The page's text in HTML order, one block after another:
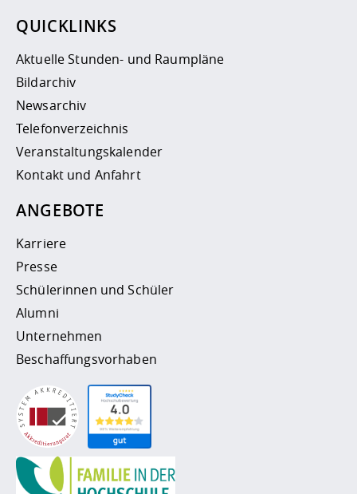
QUICKLINKS
Aktuelle Stunden- und Raumpläne
Bildarchiv
Newsarchiv
Telefonverzeichnis
Veranstaltungskalender
Kontakt und Anfahrt
ANGEBOTE
Karriere
Presse
Schülerinnen und Schüler
Alumni
Unternehmen
Beschaffungsvorhaben